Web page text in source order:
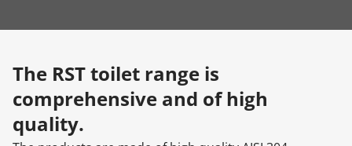
The RST toilet range is
comprehensive and of high
quality.